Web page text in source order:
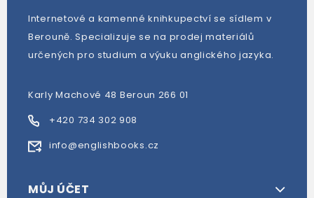
Internetové a kamenné knihkupectví se sídlem v
Berouně. Specializuje se na prodej materiálů
určených pro studium a výuku anglického jazyka.
Karly Machové 48 Beroun 266 01
+420 734 302 908
info@englishbooks.cz
MŮJ ÚČET